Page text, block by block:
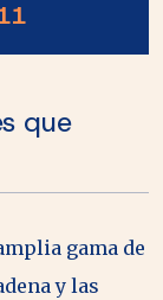
que
gama de
y las